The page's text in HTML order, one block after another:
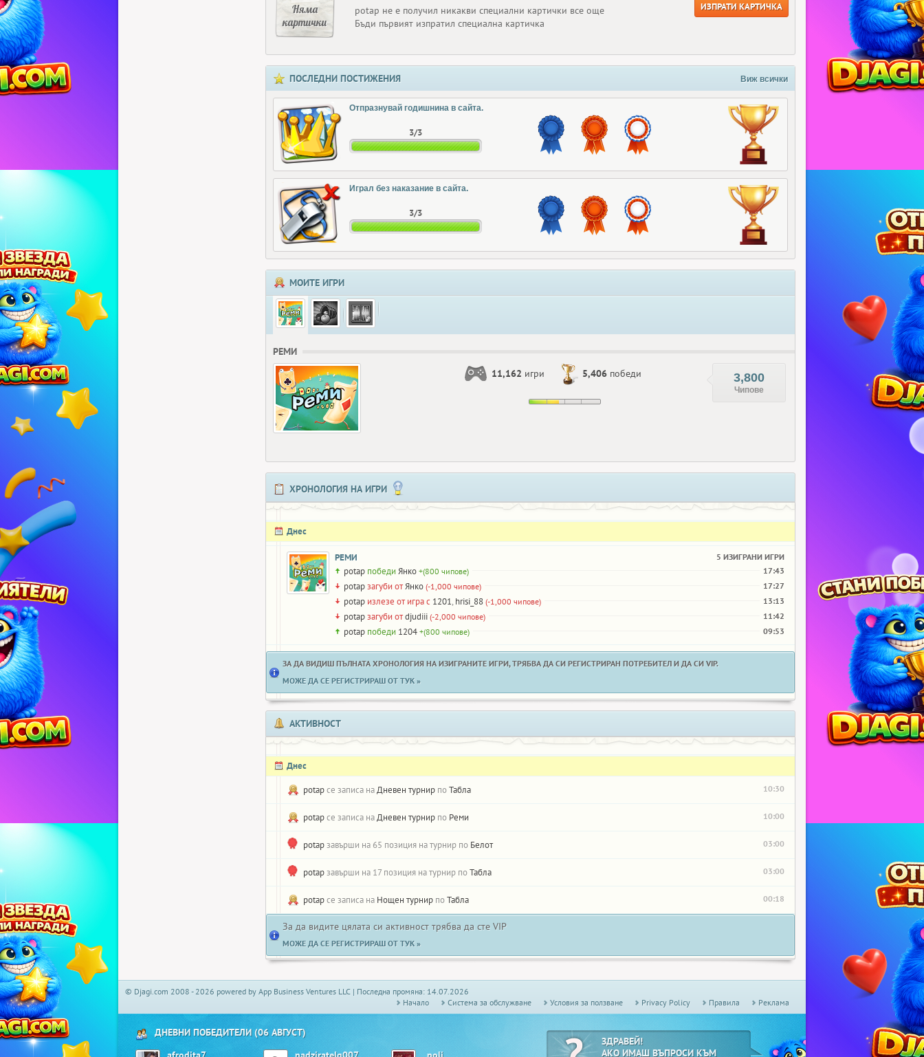
Няма
картички
potap не е получил никакви специални картички все още
Бъди първият изпратил специална картичка
ИЗПРАТИ КАРТИЧКА
ПОСЛЕДНИ ПОСТИЖЕНИЯ Виж всички
Отпразнувай годишнина в сайта.
3/3
Играл без наказание в сайта.
3/3
МОИТЕ ИГРИ
РЕМИ
11,162 игри 5,406 победи 3,800
Чипове
ХРОНОЛОГИЯ НА ИГРИ
Днес
РЕМИ 5 ИЗИГРАНИ ИГРИ
potap победи Янко +(800 чипове) 17:43
potapзагуби отЯнко (-1,000 чипове) 17:27
potap излезе от игра с 1201, hrisi_88 (-1,000 чипове) 13:13
potapзагуби отdjudiii (-2,000 чипове) 11:42
potap победи 1204 +(800 чипове) 09:53
ЗА ДА ВИДИШ ПЪЛНАТА ХРОНОЛОГИЯ НА ИЗИГРАНИТЕ ИГРИ, ТРЯБВА ДА СИ РЕГИСТРИРАН ПОТРЕБИТЕЛ И ДА СИ VIP.
МОЖЕ ДА СЕ РЕГИСТРИРАШ ОТ ТУК »
АКТИВНОСТ
Днес
potapсе записа наДневен турнир поТабла 10:30
potapсе записа наДневен турнир по Реми 10:00
potapзавърши на 65 позиция на турнир по Белот 03:00
potapзавърши на 17 позиция на турнир поТабла 03:00
potapсе записа на Нощен турнир поТабла 00:18
За да видите цялата си активност трябва да сте VIP
МОЖЕ ДА СЕ РЕГИСТРИРАШ ОТ ТУК »
© Djagi.com 2008 - 2026 powered by App Business Ventures LLC | Последна промяна: 14.07.2026
Начало
Системa за обслужване Условия за ползване Privacy Policy Правила Реклама
ДНЕВНИ ПОБЕДИТЕЛИ (06 АВГУСТ)
ЗДРАВЕЙ!
АКО ИМАШ ВЪПРОСИ КЪМ